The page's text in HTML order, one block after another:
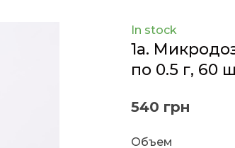
In stock
1a.
по 0.5 г, 60
540 грн
Объем